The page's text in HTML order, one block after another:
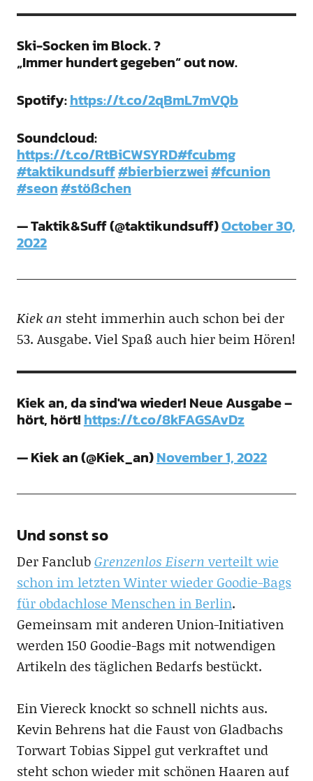
Ski-Socken im Block. ?
„Immer hundert gegeben“ out now.
Spotify:https://t.co/2qBmL7mVQb
Soundcloud:
https://t.co/RtBiCWSYRD#fcubmg
#taktikundsuff#bierbierzwei#fcunion
#seon#stößchen
— Taktik&Suff (@taktikundsuff)October 30,
2022
Kiek an steht immerhin auch schon bei der
53. Ausgabe. Viel Spaß auch hier beim Hören!
Kiek an, da sind'wa wieder! Neue Ausgabe –
hört, hört!https://t.co/8kFAGSAvDz
— Kiek an (@Kiek_an)November 1, 2022
Und sonst so
Der FanclubGrenzenlos Eisern verteilt wie
schon im letzten Winter wieder Goodie-Bags
für obdachlose Menschen in Berlin.
Gemeinsam mit anderen Union-Initiativen
werden 150 Goodie-Bags mit notwendigen
Artikeln des täglichen Bedarfs bestückt.
Ein Viereck knockt so schnell nichts aus.
Kevin Behrens hat die Faust von Gladbachs
Torwart Tobias Sippel gut verkraftet und
steht schon wieder mit schönen Haaren auf